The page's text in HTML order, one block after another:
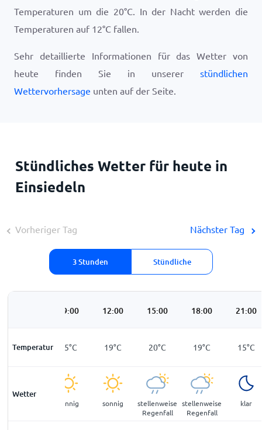
Temperaturen um die 20°C. In der Nacht werden die
Temperaturen auf 12°C fallen.
Sehr detaillierte Informationen für das Wetter von
heute finden Sie in unserer stündlichen
Wettervorhersage unten auf der Seite.
Stündliches Wetter für heute in
Einsiedeln
Vorheriger Tag
3 Stunden Stündliche
Nächster Tag
09:00 12:00 15:00 18:00 21:00
Temperatur
12°C 15°C 19°C 20°C 19°C 15°C
Wetter
sonnig sonnig
stellenweise
Regenfall
stellenweise
Regenfall
klar